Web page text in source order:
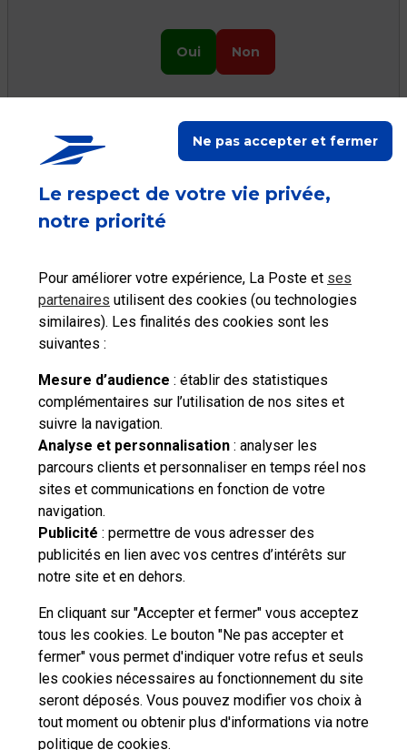
Le respect de votre vie privée,
notre priorité
Pour améliorer votre expérience, La Poste et ses
partenaires utilisent des cookies (ou technologies
similaires). Les finalités des cookies sont les
suivantes :
Mesure d’audience : établir des statistiques
complémentaires sur l’utilisation de nos sites et
suivre la navigation.
Analyse et personnalisation : analyser les
parcours clients et personnaliser en temps réel nos
sites et communications en fonction de votre
navigation.
Publicité : permettre de vous adresser des
publicités en lien avec vos centres d’intérêts sur
notre site et en dehors.
En cliquant sur "Accepter et fermer" vous acceptez
tous les cookies. Le bouton "Ne pas accepter et
fermer" vous permet d'indiquer votre refus et seuls
les cookies nécessaires au fonctionnement du site
seront déposés. Vous pouvez modifier vos choix à
tout moment ou obtenir plus d'informations via notre
politique de cookies.
Ne pas accepter et fermer
Oui Non
postaux
Besoin d'aide complémentaire ?
Vous n'avez pas trouvé de solution parmi nos FAQs,
vous souhaitez nous contacter ou déposer une
réclamation ?
contacter
Professionnels Entreprises et Collectivités